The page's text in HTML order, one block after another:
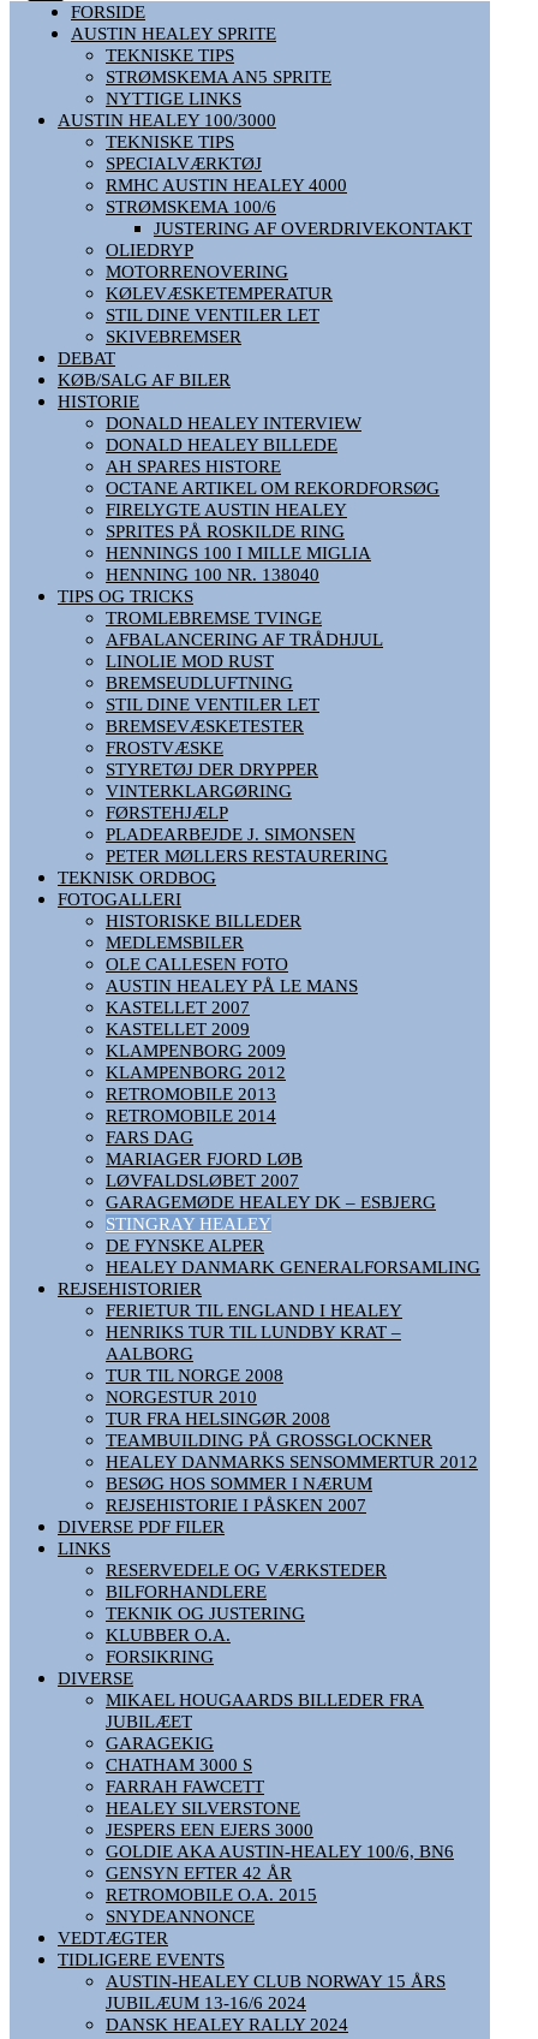
FORSIDE
AUSTIN HEALEY SPRITE
TEKNISKE TIPS
STRØMSKEMA AN5 SPRITE
NYTTIGE LINKS
AUSTIN HEALEY 100/3000
TEKNISKE TIPS
SPECIALVÆRKTØJ
RMHC AUSTIN HEALEY 4000
STRØMSKEMA 100/6
JUSTERING AF OVERDRIVEKONTAKT
OLIEDRYP
MOTORRENOVERING
KØLEVÆSKETEMPERATUR
STIL DINE VENTILER LET
SKIVEBREMSER
DEBAT
KØB/SALG AF BILER
HISTORIE
DONALD HEALEY INTERVIEW
DONALD HEALEY BILLEDE
AH SPARES HISTORE
OCTANE ARTIKEL OM REKORDFORSØG
FIRELYGTE AUSTIN HEALEY
SPRITES PÅ ROSKILDE RING
HENNINGS 100 I MILLE MIGLIA
HENNING 100 NR. 138040
TIPS OG TRICKS
TROMLEBREMSE TVINGE
AFBALANCERING AF TRÅDHJUL
LINOLIE MOD RUST
BREMSEUDLUFTNING
STIL DINE VENTILER LET
BREMSEVÆSKETESTER
FROSTVÆSKE
STYRETØJ DER DRYPPER
VINTERKLARGØRING
FØRSTEHJÆLP
PLADEARBEJDE J. SIMONSEN
PETER MØLLERS RESTAURERING
TEKNISK ORDBOG
FOTOGALLERI
HISTORISKE BILLEDER
MEDLEMSBILER
OLE CALLESEN FOTO
AUSTIN HEALEY PÅ LE MANS
KASTELLET 2007
KASTELLET 2009
KLAMPENBORG 2009
KLAMPENBORG 2012
RETROMOBILE 2013
RETROMOBILE 2014
FARS DAG
MARIAGER FJORD LØB
LØVFALDSLØBET 2007
GARAGEMØDE HEALEY DK – ESBJERG
STINGRAY HEALEY
DE FYNSKE ALPER
HEALEY DANMARK GENERALFORSAMLING
REJSEHISTORIER
FERIETUR TIL ENGLAND I HEALEY
HENRIKS TUR TIL LUNDBY KRAT –
AALBORG
TUR TIL NORGE 2008
NORGESTUR 2010
TUR FRA HELSINGØR 2008
TEAMBUILDING PÅ GROSSGLOCKNER
HEALEY DANMARKS SENSOMMERTUR 2012
BESØG HOS SOMMER I NÆRUM
REJSEHISTORIE I PÅSKEN 2007
DIVERSE PDF FILER
LINKS
RESERVEDELE OG VÆRKSTEDER
BILFORHANDLERE
TEKNIK OG JUSTERING
KLUBBER O.A.
FORSIKRING
DIVERSE
MIKAEL HOUGAARDS BILLEDER FRA
JUBILÆET
GARAGEKIG
CHATHAM 3000 S
FARRAH FAWCETT
HEALEY SILVERSTONE
JESPERS EEN EJERS 3000
GOLDIE AKA AUSTIN-HEALEY 100/6, BN6
GENSYN EFTER 42 ÅR
RETROMOBILE O.A. 2015
SNYDEANNONCE
VEDTÆGTER
TIDLIGERE EVENTS
AUSTIN-HEALEY CLUB NORWAY 15 ÅRS
JUBILÆUM 13-16/6 2024
DANSK HEALEY RALLY 2024